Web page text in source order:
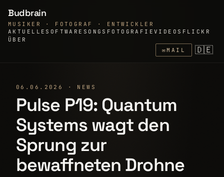
Budbrain
MUSIKER · FOTOGRAF · ENTWICKLER
AKTUELLE SOFTWARE SONGS FOTOGRAFIEVIDEOS FLICKR
ÜBER
✉MAIL 🇩🇪
06.06.2026 · NEWS
Pulse P19: Quantum
Systems wagt den
Sprung zur
bewaffneten Drohne